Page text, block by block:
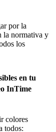
por la
la normativa y
los
en tu
InTime
colores
todos: